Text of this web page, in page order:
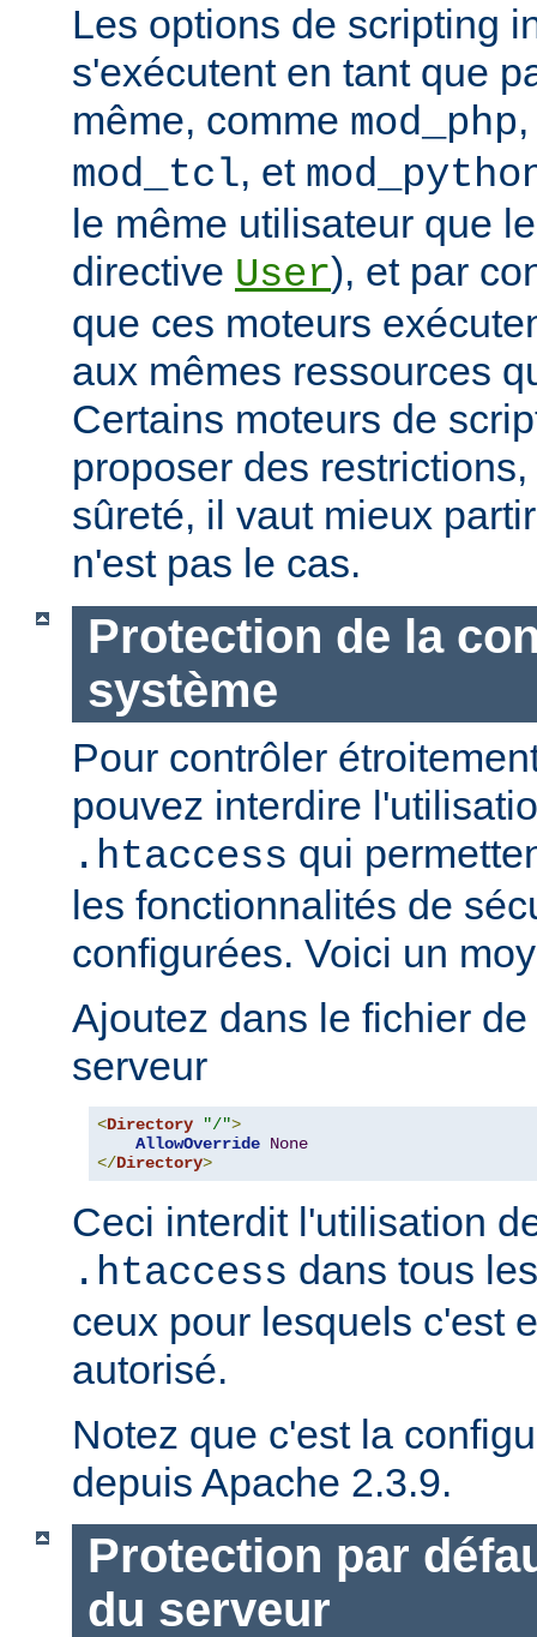
Les options de scripting
s'exécutent en tant que
même, comme mod_php
mod_tcl, et
le même utilisateur que
directive User), et par
que ces moteurs
aux mêmes ressources
Certains moteurs de
proposer des
sûreté, il vaut mieux
n'est pas le cas.
Protection de la
système
Pour contrôler
pouvez interdire
.htaccess qui
les fonctionnalités de
configurées. Voici un
Ajoutez dans le fichier
serveur
<Directory "/">
AllowOverride None
</Directory>
Ceci interdit l'utilisation
.htaccess dans tous
ceux pour lesquels c'est
autorisé.
Notez que c'est la
depuis Apache 2.3.9.
Protection par
du serveur